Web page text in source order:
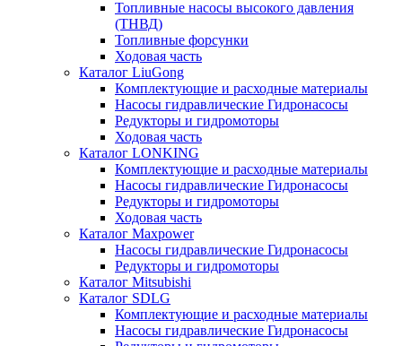
Топливные насосы высокого давления
(ТНВД)
Топливные форсунки
Ходовая часть
Каталог LiuGong
Комплектующие и расходные материалы
Насосы гидравлические Гидронасосы
Редукторы и гидромоторы
Ходовая часть
Каталог LONKING
Комплектующие и расходные материалы
Насосы гидравлические Гидронасосы
Редукторы и гидромоторы
Ходовая часть
Каталог Maxpower
Насосы гидравлические Гидронасосы
Редукторы и гидромоторы
Каталог Mitsubishi
Каталог SDLG
Комплектующие и расходные материалы
Насосы гидравлические Гидронасосы